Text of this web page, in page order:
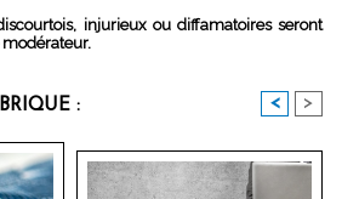
injurieux ou diffamatoires seront
: < >